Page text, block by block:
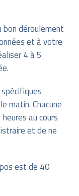
bon déroulement
et à votre
4 à 5
matin. Chacune
au cours
et de ne
est de 40